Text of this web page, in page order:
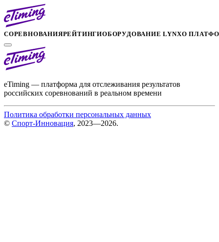
СОРЕВНОВАНИЯРЕЙТИНГИОБОРУДОВАНИЕ LYNXО
eTiming — платформа для отслеживания результатов
российских соревнований в реальном времени
Политика обработки персональных данных
© Спорт-Инновация, 2023—2026.